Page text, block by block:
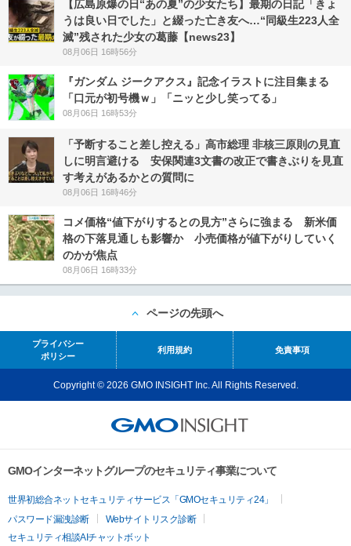
【広島原爆の日“あの夏”の少女たち】最期の日記「きょ
うは良い日でした」と綴った亡き友へ…“同級生223人全
滅”残された少女の葛藤【news23】
08月06日 16時56分
『ガンダム ジークアクス』記念イラストに注目集まる
「口元が初号機ｗ」「ニッと少し笑ってる」
08月06日 16時53分
「予断すること差し控える」高市総理 非核三原則の見直
しに明言避ける 安保関連3文書の改正で書きぶりを見直
す考えがあるかとの質問に
08月06日 16時46分
コメ価格“値下がりするとの見方”さらに強まる 新米価
格の下落見通しも影響か 小売価格が値下がりしていく
のかが焦点
08月06日 16時33分
ページの先頭へ
プライバシー
ポリシー
利用規約 免責事項
Copyright © 2026 GMO INSIGHT Inc. All Rights Reserved.
GMOインターネットグループのセキュリティ事業について
世界初総合ネットセキュリティサービス「GMOセキュリティ24」
パスワード漏洩診断
Webサイトリスク診断
セキュリティ相談AIチャットボット